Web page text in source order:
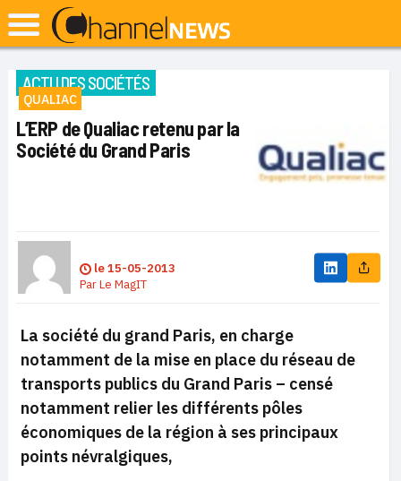
ACTU DES SOCIÉTÉS
QUALIAC
L’ERP de Qualiac retenu par la
Société du Grand Paris
le15-05-2013
ParLe MagIT
La société du grand Paris, en charge
notamment de la mise en place du réseau de
transports publics du Grand Paris – censé
notamment relier les différents pôles
économiques de la région à ses principaux
points névralgiques,